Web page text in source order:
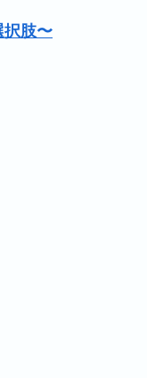
択肢〜